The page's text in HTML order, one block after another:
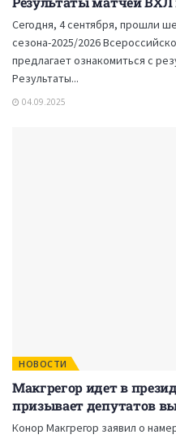
Сегодня, 4 сентября, прошли
сезона-2025/2026
предлагает ознакомиться с
Результаты...
04.09.2025
НОВОСТИ
Макгрегор идет в
призывает депутатов
Конор Макгрегор заявил о